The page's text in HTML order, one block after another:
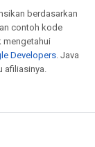
berdasarkan
contoh kode
mengetahui
Developers. Java
afiliasinya.